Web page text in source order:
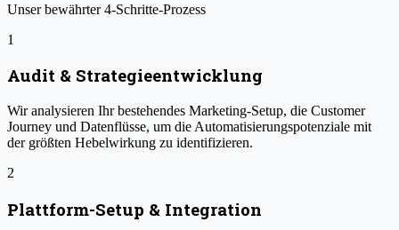
Unser bewährter 4-Schritte-Prozess
1
Audit & Strategieentwicklung
Wir analysieren Ihr bestehendes Marketing-Setup, die Customer
Journey und Datenflüsse, um die Automatisierungspotenziale mit
der größten Hebelwirkung zu identifizieren.
2
Plattform-Setup & Integration